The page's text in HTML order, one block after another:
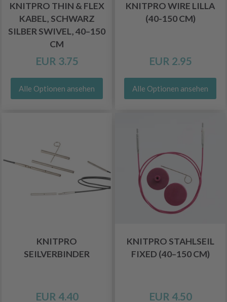
KNITPRO THIN & FLEX
KABEL, SCHWARZ
SILBER SWIVEL, 40–150
CM
EUR 3.75
Alle Optionen ansehen
KNITPRO WIRE LILLA
(40-150 CM)
EUR 2.95
Alle Optionen ansehen
KNITPRO
SEILVERBINDER
EUR 4.40
KNITPRO STAHLSEIL
FIXED (40–150 CM)
EUR 4.50